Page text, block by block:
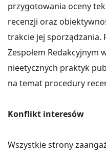
przygotowania oceny
recenzji oraz
trakcie jej sporządzania.
Zespołem Redakcyjnym
nieetycznych praktyk
na temat procedury
Konflikt interesów
Wszystkie strony